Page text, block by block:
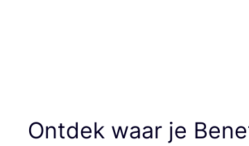
Ontdek waar je